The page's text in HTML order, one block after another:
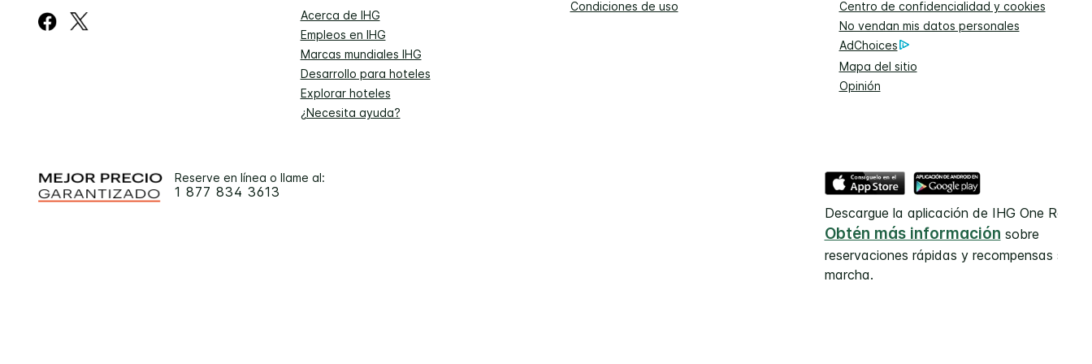
Acerca de IHG
Empleos en IHG
Marcas mundiales IHG
Desarrollo para hoteles
Explorar hoteles
¿Necesita ayuda?
Condiciones de uso
Centro de confidencialidad y cookies
No vendan mis datos personales
AdChoices
Mapa del sitio
Opinión
Reserve en línea o llame al:
1 877 834 3613
Descargue la aplicación de IHG One
Obtén más información sobre
reservaciones rápidas y recompensas
marcha.